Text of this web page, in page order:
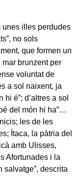
unes illes perdudes
no sols
que formen un
brunzent per
voluntat de
a sol naixent, ja
é”; d’altres a sol
del món hi ha”…
les de les
Ítaca, la pàtria del
amb Ulisses,
Afortunades i la
salvatge”, descrita